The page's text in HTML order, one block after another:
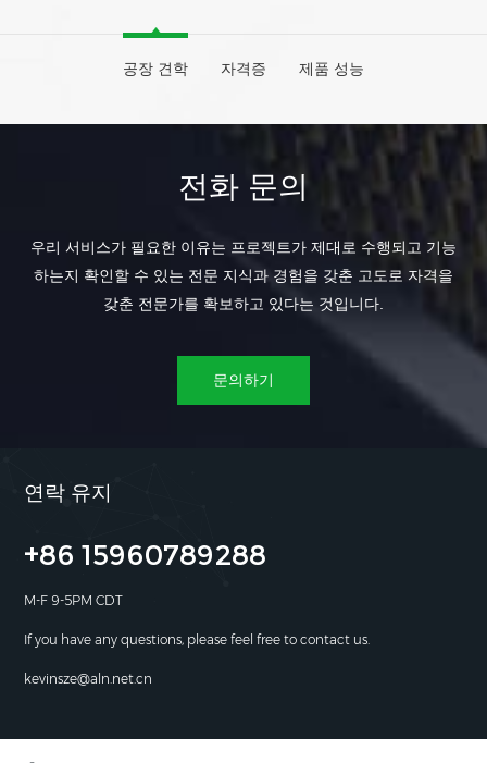
공장 견학 자격증 제품 성능
전화 문의
우리 서비스가 필요한 이유는 프로젝트가 제대로 수행되고 기능
하는지 확인할 수 있는 전문 지식과 경험을 갖춘 고도로 자격을
갖춘 전문가를 확보하고 있다는 것입니다.
문의하기
연락 유지
+86 15960789288
M-F 9-5PM CDT
If you have any questions, please feel free to contact us.
kevinsze@aln.net.cn